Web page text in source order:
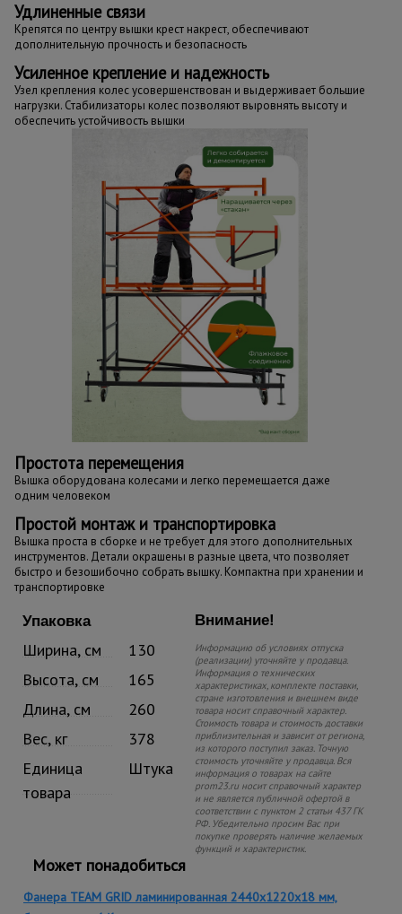
Удлиненные связи
Крепятся по центру вышки крест накрест, обеспечивают
дополнительную прочность и безопасность
Усиленное крепление и надежность
Узел крепления колес усовершенствован и выдерживает большие
нагрузки. Стабилизаторы колес позволяют выровнять высоту и
обеспечить устойчивость вышки
Простота перемещения
Вышка оборудована колесами и легко перемещается даже
одним человеком
Простой монтаж и транспортировка
Вышка проста в сборке и не требует для этого дополнительных
инструментов. Детали окрашены в разные цвета, что позволяет
быстро и безошибочно собрать вышку. Компактна при хранении и
транспортировке
Упаковка
Ширина, см
130
Высота, см
165
Длина, см
260
Вес, кг
378
Единица
товара
Штука
Внимание!
Информацию об условиях отпуска
(реализации) уточняйте у продавца.
Информация о технических
характеристиках, комплекте поставки,
стране изготовления и внешнем виде
товара носит справочный характер.
Стоимость товара и стоимость доставки
приблизительная и зависит от региона,
из которого поступил заказ. Точную
стоимость уточняйте у продавца. Вся
информация о товарах на сайте
prom23.ru носит справочный характер
и не является публичной офертой в
соответствии с пунктом 2 статьи 437 ГК
РФ. Убедительно просим Вас при
покупке проверять наличие желаемых
функций и характеристик.
Может понадобиться
Фанера TEAM GRID ламинированная 2440х1220х18 мм,